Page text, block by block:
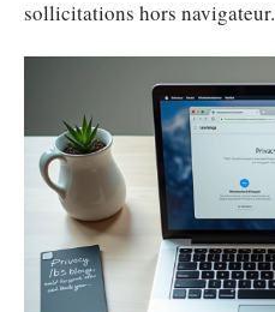
sollicitations hors navigateur.